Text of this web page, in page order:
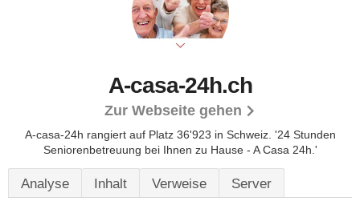
A-casa-24h.ch
Zur Webseite gehen
A-casa-24h rangiert auf Platz 36'923 in Schweiz. '24 Stunden
Seniorenbetreuung bei Ihnen zu Hause - A Casa 24h.'
Analyse Inhalt Verweise Server